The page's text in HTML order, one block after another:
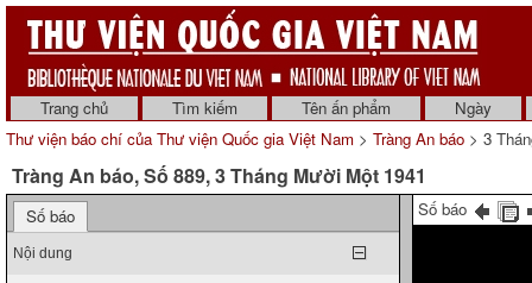
Trang chủ Tìm kiếm Tên ấn phẩm
Ngày
Thư viện báo chí của Thư viện Quốc gia Việt Nam > Tràng An báo > 3
Tràng An báo, Số 889, 3 Tháng Mười Một 1941
Số báo
Nội dung
Số báo